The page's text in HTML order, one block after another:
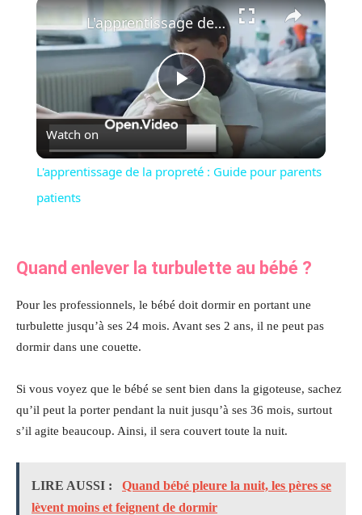
Play
Video
L'apprentissage de la propreté : Guide pour parents patients
Watch on
L'apprentissage de la propreté : Guide pour parents
patients
Quand enlever la turbulette au bébé ?
Pour les professionnels, le bébé doit dormir en portant une
turbulette jusqu’à ses 24 mois. Avant ses 2 ans, il ne peut pas
dormir dans une couette.
Si vous voyez que le bébé se sent bien dans la gigoteuse, sachez
qu’il peut la porter pendant la nuit jusqu’à ses 36 mois, surtout
s’il agite beaucoup. Ainsi, il sera couvert toute la nuit.
LIRE AUSSI :
Quand bébé pleure la nuit, les pères se
lèvent moins et feignent de dormir